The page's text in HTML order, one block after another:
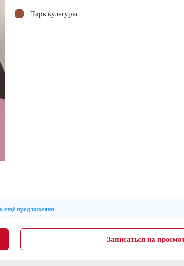
Парк культуры
ещё предложения
Записаться на